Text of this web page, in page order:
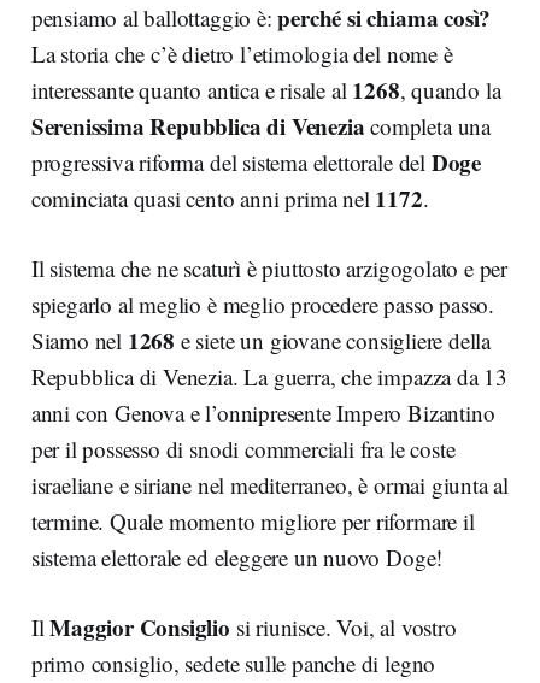
pensiamo al ballottaggio è:perché si chiama così?
La storia che c’è dietro l’etimologia del nome è
interessante quanto antica e risale al 1268, quando la
Serenissima Repubblica di Venezia completa una
progressiva riforma del sistema elettorale del Doge
cominciata quasi cento anni prima nel 1172.
Il sistema che ne scaturì è piuttosto arzigogolato e per
spiegarlo al meglio è meglio procedere passo passo.
Siamo nel 1268 e siete un giovane consigliere della
Repubblica di Venezia. La guerra, che impazza da 13
anni con Genova e l’onnipresente Impero Bizantino
per il possesso di snodi commerciali fra le coste
israeliane e siriane nel mediterraneo, è ormai giunta al
termine. Quale momento migliore per riformare il
sistema elettorale ed eleggere un nuovo Doge!
IlMaggior Consiglio si riunisce. Voi, al vostro
primo consiglio, sedete sulle panche di legno